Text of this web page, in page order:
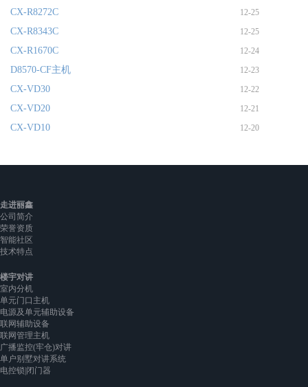
CX-R8272C 12-25
CX-R8343C 12-25
CX-R1670C 12-24
D8570-CF主机 12-23
CX-VD30 12-22
CX-VD20 12-21
CX-VD10 12-20
走进丽鑫
公司简介
荣誉资质
智能社区
技术特点
楼宇对讲
室内分机
单元门口主机
电源及单元辅助设备
联网辅助设备
联网管理主机
广播监控(牢仓)对讲
单户别墅对讲系统
电控锁|闭门器